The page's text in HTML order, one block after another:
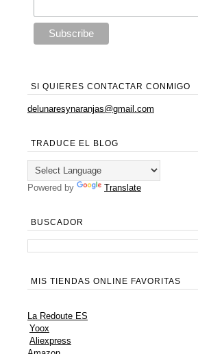
SI QUIERES CONTACTAR CONMIGO
delunaresynaranjas@gmail.com
TRADUCE EL BLOG
Powered by Translate
BUSCADOR
MIS TIENDAS ONLINE FAVORITAS
La Redoute ES
Yoox
Aliexpress